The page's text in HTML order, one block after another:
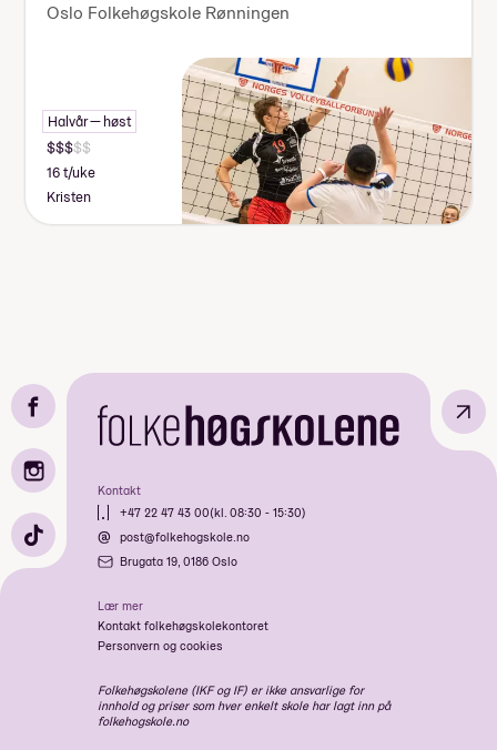
Oslo Folkehøgskole Rønningen
Halvår — høst
16 t/uke
Kristen
Kontakt
+47 22 47 43 00(kl. 08:30 - 15:30)
post@folkehogskole.no
Brugata 19, 0186 Oslo
Lær mer
Kontakt folkehøgskolekontoret
Personvern og cookies
Folkehøgskolene (IKF og IF) er ikke ansvarlige for
innhold og priser som hver enkelt skole har lagt inn på
folkehogskole.no
↗